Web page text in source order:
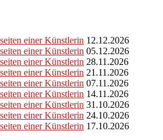
einer Künstlerin 12.12.2026
einer Künstlerin 05.12.2026
einer Künstlerin 28.11.2026
einer Künstlerin 21.11.2026
einer Künstlerin 07.11.2026
einer Künstlerin 14.11.2026
einer Künstlerin 31.10.2026
einer Künstlerin 24.10.2026
einer Künstlerin 17.10.2026